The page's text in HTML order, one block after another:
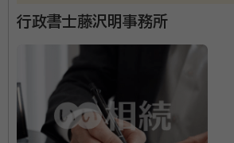
独立してまだ日は浅いほうですが相
やらせていただいています。人それ
うに相続と一言で言っても画一的で
人間関係も複雑になってきます。少
相続人がご高齢者だけというケースも
くると思います。親戚関係も希薄にな
資格等： 行政書士
行政書士藤沢明事務所